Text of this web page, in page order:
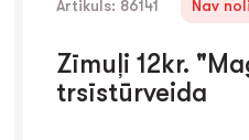
Artikuls: 86141 Nav
Zīmuļi 12kr.
trsīstūrveida